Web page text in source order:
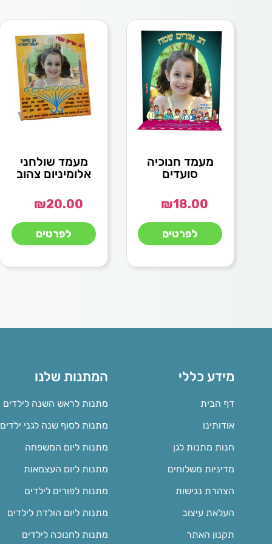
מעמד חנוכיה
סועדים
₪18.00
לפרטים
מעמד שולחני
אלומיניום צהוב
₪20.00
לפרטים
מידע כללי
דף הבית
אודותינו
חנות מתנות לגן
מדיניות משלוחים
הצהרת נגישות
העלאת עיצוב
תקנון האתר
המתנות שלנו
מתנות לראש השנה לילדים
מתנות לסוף שנה לגני ילדים
מתנות ליום המשפחה
מתנות ליום העצמאות
מתנות לפורים לילדים
מתנות ליום הולדת לילדים
מתנות לחנוכה לילדים